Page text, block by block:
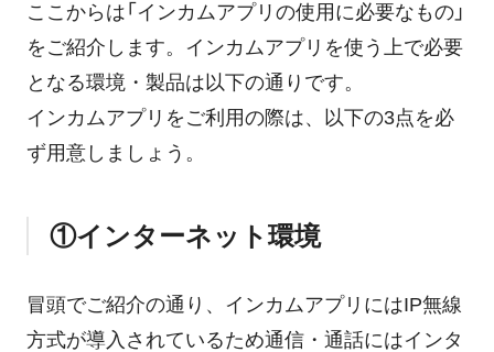
ここからは「インカムアプリの使用に必要なもの」
をご紹介します。インカムアプリを使う上で必要
となる環境・製品は以下の通りです。
インカムアプリをご利用の際は、以下の3点を必
ず用意しましょう。
①インターネット環境
冒頭でご紹介の通り、インカムアプリにはIP無線
方式が導入されているため通信・通話にはインタ